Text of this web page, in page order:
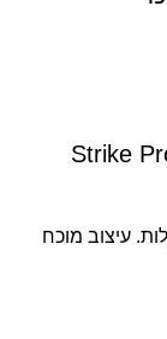
Strike
עיצוב מוכח